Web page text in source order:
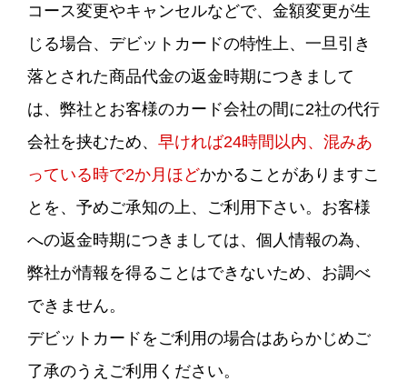
コース変更やキャンセルなどで、金額変更が生
じる場合、デビットカードの特性上、一旦引き
落とされた商品代金の返金時期につきまして
は、弊社とお客様のカード会社の間に2社の代行
会社を挟むため、 早ければ24時間以内、混みあ
っている時で2か月ほどかかることがありますこ
とを、予めご承知の上、ご利用下さい。お客様
への返金時期につきましては、個人情報の為、
弊社が情報を得ることはできないため、お調べ
できません。
デビットカードをご利用の場合はあらかじめご
了承のうえご利用ください。